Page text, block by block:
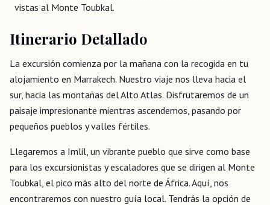
vistas al Monte Toubkal.
Itinerario Detallado
La excursión comienza por la mañana con la recogida en tu
alojamiento en Marrakech. Nuestro viaje nos lleva hacia el
sur, hacia las montañas del Alto Atlas. Disfrutaremos de un
paisaje impresionante mientras ascendemos, pasando por
pequeños pueblos y valles fértiles.
Llegaremos a Imlil, un vibrante pueblo que sirve como base
para los excursionistas y escaladores que se dirigen al Monte
Toubkal, el pico más alto del norte de África. Aquí, nos
encontraremos con nuestro guía local. Tendrás la opción de